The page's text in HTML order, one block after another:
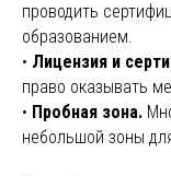
проводить
образованием.
• Лицензия и
право оказывать
• Пробная зона.
небольшой зоны